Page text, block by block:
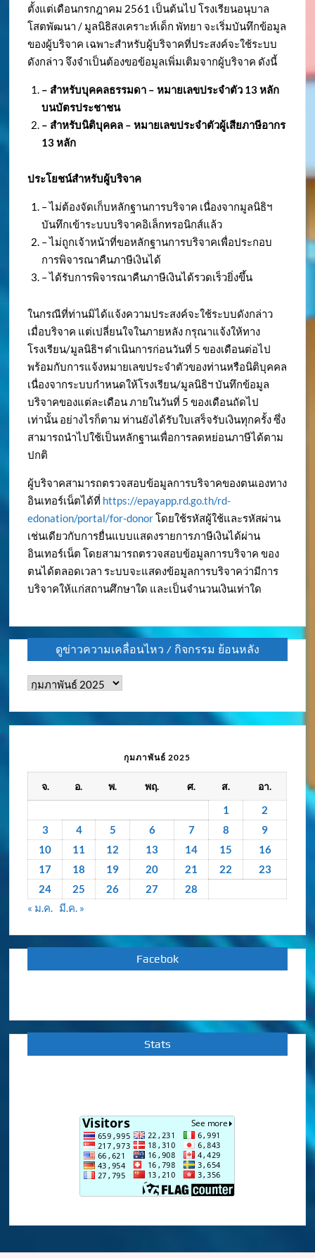
ตั้งแต่เดือนกรกฎาคม 2561 เป็นต้นไป โรงเรียนอนุบาล
โสตพัฒนา / มูลนิธิสงเคราะห์เด็ก พัทยา จะเริ่มบันทึกข้อมูล
ของผู้บริจาค เฉพาะสำหรับผู้บริจาคที่ประสงค์จะใช้ระบบ
ดังกล่าว จึงจำเป็นต้องขอข้อมูลเพิ่มเติมจากผู้บริจาค ดังนี้
– สำหรับบุคคลธรรมดา – หมายเลขประจำตัว 13 หลัก
บนบัตรประชาชน
– สำหรับนิติบุคคล – หมายเลขประจำตัวผู้เสียภาษีอากร
13 หลัก
ประโยชน์สำหรับผู้บริจาค
– ไม่ต้องจัดเก็บหลักฐานการบริจาค เนื่องจากมูลนิธิฯ
บันทึกเข้าระบบบริจาคอิเล็กทรอนิกส์แล้ว
– ไม่ถูกเจ้าหน้าที่ขอหลักฐานการบริจาคเพื่อประกอบ
การพิจารณาคืนภาษีเงินได้
– ได้รับการพิจารณาคืนภาษีเงินได้รวดเร็วยิ่งขึ้น
ในกรณีที่ท่านมิได้แจ้งความประสงค์จะใช้ระบบดังกล่าว
เมื่อบริจาค แต่เปลี่ยนใจในภายหลัง กรุณาแจ้งให้ทาง
โรงเรียน/มูลนิธิฯ ดำเนินการก่อนวันที่ 5 ของเดือนต่อไป
พร้อมกับการแจ้งหมายเลขประจำตัวของท่านหรือนิติบุคคล
เนื่องจากระบบกำหนดให้โรงเรียน/มูลนิธิฯ บันทึกข้อมูล
บริจาคของแต่ละเดือน ภายในวันที่ 5 ของเดือนถัดไป
เท่านั้น อย่างไรก็ตาม ท่านยังได้รับใบเสร็จรับเงินทุกครั้ง ซึ่ง
สามารถนำไปใช้เป็นหลักฐานเพื่อการลดหย่อนภาษีได้ตาม
ปกติ
ผู้บริจาคสามารถตรวจสอบข้อมูลการบริจาคของตนเองทาง
อินเทอร์เน็ตได้ที่ https://epayapp.rd.go.th/rd-
edonation/portal/for-donorโดยใช้รหัสผู้ใช้และรหัสผ่าน
เช่นเดียวกับการยื่นแบบแสดงรายการภาษีเงินได้ผ่าน
อินเทอร์เน็ต โดยสามารถตรวจสอบข้อมูลการบริจาค ของ
ตนได้ตลอดเวลา ระบบจะแสดงข้อมูลการบริจาคว่ามีการ
บริจาคให้แก่สถานศึกษาใด และเป็นจำนวนเงินเท่าใด
ดูข่าวความเคลื่อนไหว / กิจกรรม ย้อนหลัง
ดู
กิจกรรม
ย้อน
กุมภาพันธ์ 2025
จ. อ. พ. พฤ. ศ. ส. อา.
1
2
3
4 5 6 7 8
9
10
11 12 13 14 15
16
17
18 19 20 21 22
23
24
25 26 27
28
« ม.ค. มี.ค. »
Facebok
Stats